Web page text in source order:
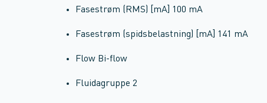
Fasestrøm (RMS) [mA] 100 mA
Fasestrøm (spidsbelastning) [mA] 141 mA
Flow Bi-flow
Fluidagruppe 2